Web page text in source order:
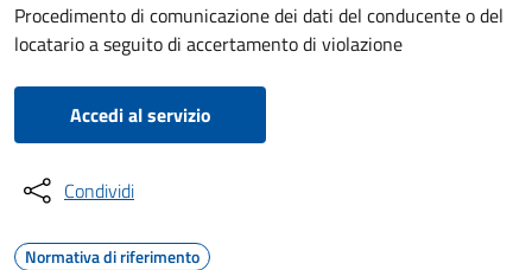
Procedimento di comunicazione dei dati del conducente o del
locatario a seguito di accertamento di violazione
Accedi al servizio
Condividi
Normativa di riferimento